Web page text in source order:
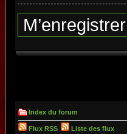
M’enregistrer
Index du forum
Flux RSS Liste des flux